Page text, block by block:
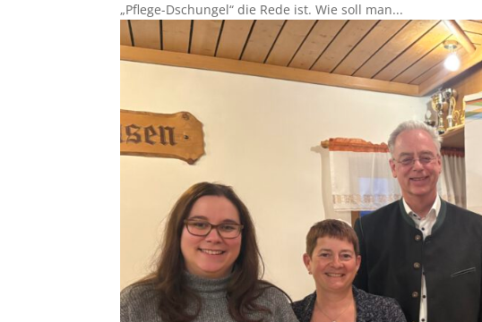
„Pflege-Dschungel“ die Rede ist. Wie soll man...